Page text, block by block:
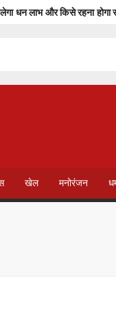
धन लाभ और किसे रहना होगा
समन्वय समिति की बैठक इंदौर में
किया जनसंवाद
से लिया फीडबैक
खेल मनोरंजन